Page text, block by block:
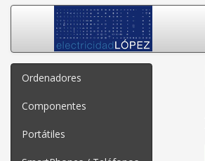
Ordenadores
Componentes
Portátiles